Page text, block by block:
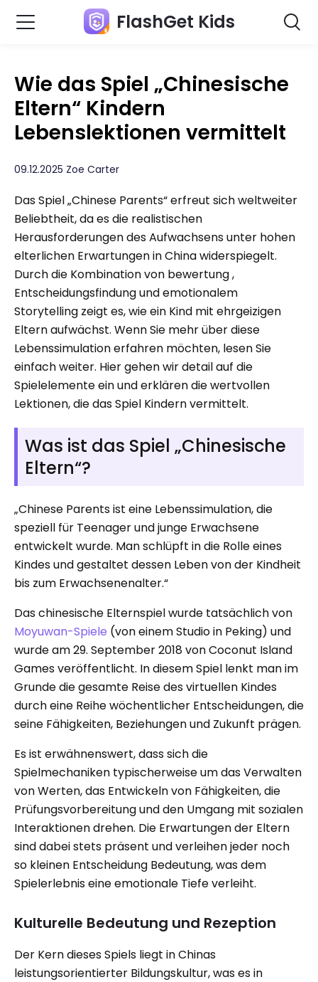
FlashGet Kids
Wie das Spiel „Chinesische
Eltern“ Kindern
Lebenslektionen vermittelt
09.12.2025 Zoe Carter
Das Spiel „Chinese Parents“ erfreut sich weltweiter
Beliebtheit, da es die realistischen
Herausforderungen des Aufwachsens unter hohen
elterlichen Erwartungen in China widerspiegelt.
Durch die Kombination von bewertung ,
Entscheidungsfindung und emotionalem
Storytelling zeigt es, wie ein Kind mit ehrgeizigen
Eltern aufwächst. Wenn Sie mehr über diese
Lebenssimulation erfahren möchten, lesen Sie
einfach weiter. Hier gehen wir detail auf die
Spielelemente ein und erklären die wertvollen
Lektionen, die das Spiel Kindern vermittelt.
Was ist das Spiel „Chinesische
Eltern“?
„Chinese Parents ist eine Lebenssimulation, die
speziell für Teenager und junge Erwachsene
entwickelt wurde. Man schlüpft in die Rolle eines
Kindes und gestaltet dessen Leben von der Kindheit
bis zum Erwachsenenalter.“
Das chinesische Elternspiel wurde tatsächlich von
Moyuwan-Spiele (von einem Studio in Peking) und
wurde am 29. September 2018 von Coconut Island
Games veröffentlicht. In diesem Spiel lenkt man im
Grunde die gesamte Reise des virtuellen Kindes
durch eine Reihe wöchentlicher Entscheidungen, die
seine Fähigkeiten, Beziehungen und Zukunft prägen.
Es ist erwähnenswert, dass sich die
Spielmechaniken typischerweise um das Verwalten
von Werten, das Entwickeln von Fähigkeiten, die
Prüfungsvorbereitung und den Umgang mit sozialen
Interaktionen drehen. Die Erwartungen der Eltern
sind dabei stets präsent und verleihen jeder noch
so kleinen Entscheidung Bedeutung, was dem
Spielerlebnis eine emotionale Tiefe verleiht.
Kulturelle Bedeutung und Rezeption
Der Kern dieses Spiels liegt in Chinas
leistungsorientierter Bildungskultur, was es in